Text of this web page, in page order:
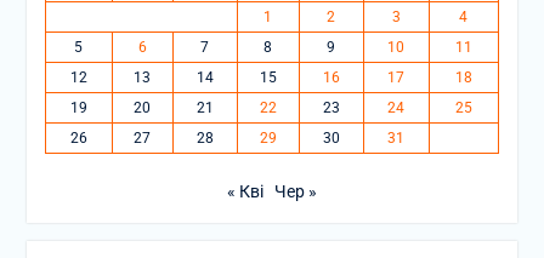
1
2 3
4
5
6 7 8 9 10
11
12
13 14 15 16 17
18
19
20 21 22 23 24
25
26
27 28 29 30 31
« Кві Чер »